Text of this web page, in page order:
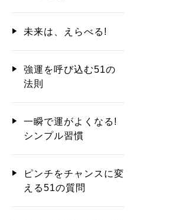
未来は、えらべる!
強運を呼び込む51の
法則
一瞬で運がよくなる!
シンプル習慣
ピンチをチャンスに変
える51の質問